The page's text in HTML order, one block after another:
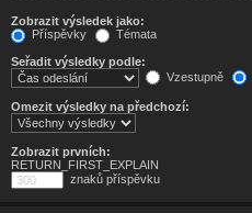
Zobrazit výsledek jako:
Příspěvky
Témata
Seřadit výsledky podle:
Vzestupně
Omezit výsledky na předchozí:
Zobrazit prvních:
RETURN_FIRST_EXPLAIN
znaků příspěvku